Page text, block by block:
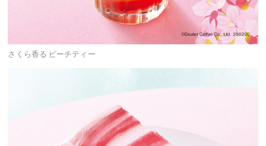
さくら香る ピーチティー